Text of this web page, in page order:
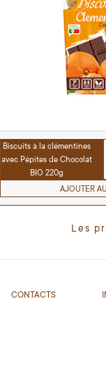
Biscuits à la clémentines
avec Pépites de Chocolat
BIO 220g
AJOUTER
Les
CONTACTS